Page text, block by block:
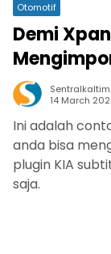
Otomotif
Demi
14 March
Ini adalah
anda bisa
plugin KIA
saja.